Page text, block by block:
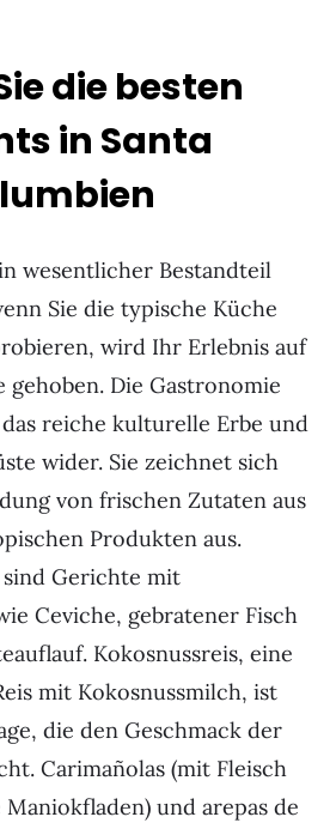
die besten
in Santa
wesentlicher Bestandteil
Sie die typische Küche
wird Ihr Erlebnis auf
gehoben. Die Gastronomie
reiche kulturelle Erbe und
wider. Sie zeichnet sich
von frischen Zutaten aus
Produkten aus.
sind Gerichte mit
Ceviche, gebratener Fisch
Kokosnussreis, eine
mit Kokosnussmilch, ist
die den Geschmack der
Carimañolas (mit Fleisch
und arepas de